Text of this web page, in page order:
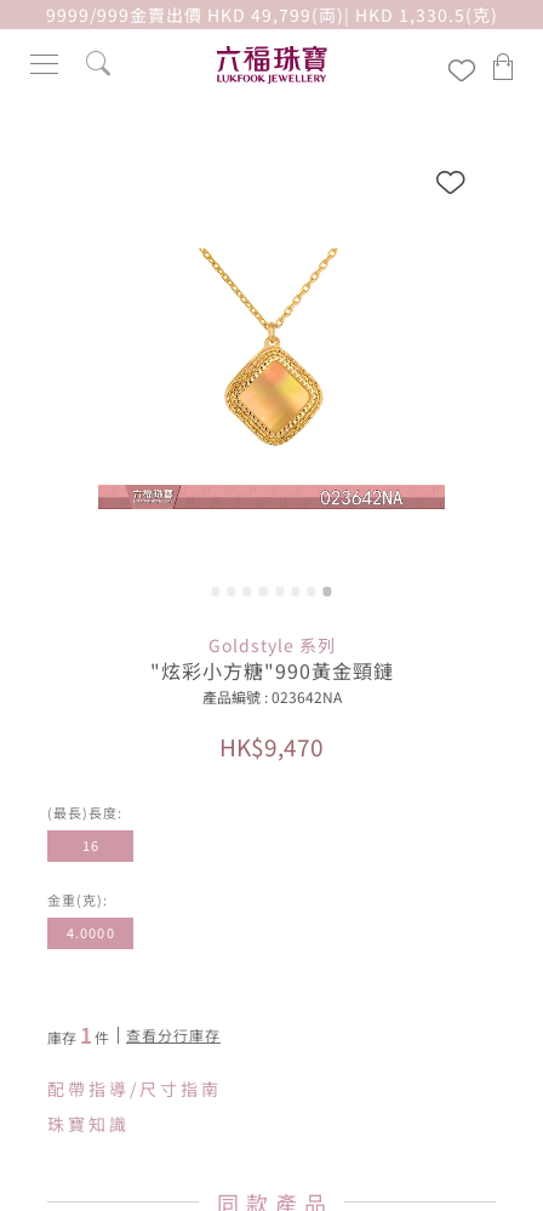
9999/999金賣出價 HKD 49,799(両)| HKD 1,330.5(克)
Goldstyle 系列
"炫彩小方糖"990黃金頸鏈
產品編號 : 023642NA
HK$9,470
(最長)長度:
16
金重(克):
4.0000
庫存 1件 查看分行庫存
配帶指導/尺寸指南
珠寶知識
同款產品